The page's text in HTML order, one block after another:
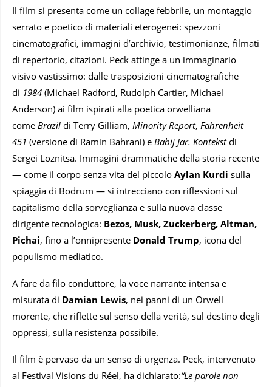
Il film si presenta come un collage febbrile, un montaggio
serrato e poetico di materiali eterogenei: spezzoni
cinematografici, immagini d’archivio, testimonianze, filmati
di repertorio, citazioni. Peck attinge a un immaginario
visivo vastissimo: dalle trasposizioni cinematografiche
di 1984 (Michael Radford, Rudolph Cartier, Michael
Anderson) ai film ispirati alla poetica orwelliana
come Brazil di Terry Gilliam, Minority Report, Fahrenheit
451 (versione di Ramin Bahrani) e Babij Jar. Kontekstdi
Sergei Loznitsa. Immagini drammatiche della storia recente
— come il corpo senza vita del piccolo Aylan Kurdi sulla
spiaggia di Bodrum — si intrecciano con riflessioni sul
capitalismo della sorveglianza e sulla nuova classe
dirigente tecnologica: Bezos, Musk, Zuckerberg, Altman,
Pichai, fino a l’onnipresente Donald Trump, icona del
populismo mediatico.
A fare da filo conduttore, la voce narrante intensa e
misurata di Damian Lewis, nei panni di un Orwell
morente, che riflette sul senso della verità, sul destino degli
oppressi, sulla resistenza possibile.
Il film è pervaso da un senso di urgenza. Peck, intervenuto
al Festival Visions du Réel, ha dichiarato:“Le parole non